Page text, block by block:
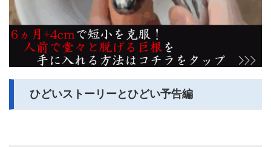
ひどいストーリーとひどい予告編